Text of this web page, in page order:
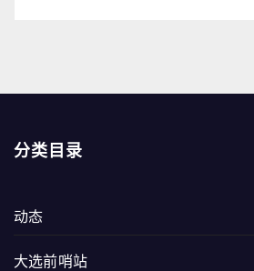
分类目录
动态
大选前哨站